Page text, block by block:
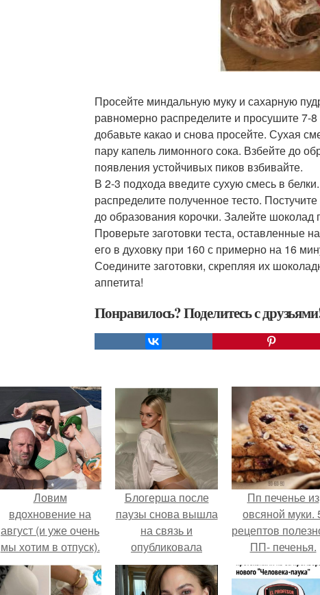
Просейте миндальную муку и сахарную
равномерно распределите и просушите 7-8
добавьте какао и снова просейте. Сухая
пару капель лимонного сока. Взбейте до
появления устойчивых пиков взбивайте.
В 2-3 подхода введите сухую смесь в
распределите полученное тесто.
до образования корочки. Залейте
Проверьте заготовки теста, оставленные
его в духовку при 160 с примерно на 16
Соедините заготовки, скрепляя их
аппетита!
Понравилось? Поделитесь с
Ловим
вдохновение на
август (и уже очень
мы хотим в отпуск).
Блогерша после
паузы снова вышла
на связь и
опубликовала
свежую серию
кадров из спальни.
Пп печенье из
овсяной муки.
рецептов
ПП- печенья.